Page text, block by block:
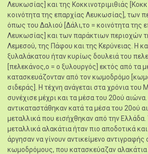
Λευκωσίας] και της Κοκκινοτριμιθιάς
κοινότητα της επαρχίας Λευκωσίας], των
όπως του Δαλιού [Δάλι,το = κοινότητα της
Λευκωσίας] και των παράκτιων περιοχών
Λεμεσού, της Πάφου και της Κερύνειας. Η
ξυλαλάκατου ήταν κυρίως δουλειά του
[πελεκάνος,ο = ο ξυλουργός] εκτός από τα
κατασκευάζονταν από τον κωμοδρόμο
σιδεράς]. Η τέχνη ανάγεται στα χρόνια του
συνέχισε μέχρι και τα μέσα του 20ού
αντικαταστάθηκαν κατά τα μέσα του 20ού
μεταλλικά που εισήχθηκαν από την Ελλάδα.
μεταλλικά αλακάτια ήταν πιο αποδοτικά
άργησαν να γίνουν αντικείμενο αντιγραφής
κωμοδρόμους, που κατασκεύαζαν αλακάτια